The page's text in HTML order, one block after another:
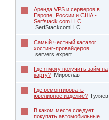
Аренда VPS и серверов в
Европе, России и США -
Serfstack.com LLC
SerfStackcomLLC
Самый честный каталог
хостинг-провайдеров
servers.expert
Где я могу получить займ на
карту? Мирослав
Где ремонтировать
ювелирное изделие? Гуляев
В каком месте следует
покупать автомобильные